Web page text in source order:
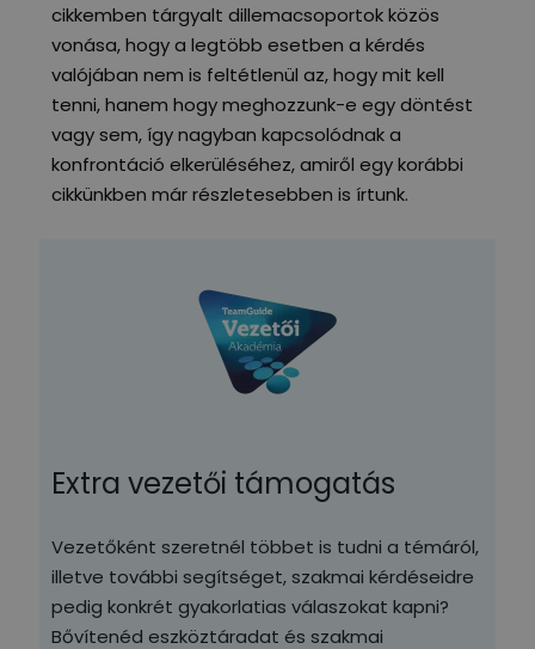
cikkemben tárgyalt dillemacsoportok közös
vonása, hogy a legtöbb esetben a kérdés
valójában nem is feltétlenül az, hogy mit kell
tenni, hanem hogy meghozzunk-e egy döntést
vagy sem, így nagyban kapcsolódnak a
konfrontáció elkerüléséhez, amiről egy korábbi
cikkünkben már részletesebben is írtunk.
Extra vezetői támogatás
Vezetőként szeretnél többet is tudni a témáról,
illetve további segítséget, szakmai kérdéseidre
pedig konkrét gyakorlatias válaszokat kapni?
Bővítenéd eszköztáradat és szakmai